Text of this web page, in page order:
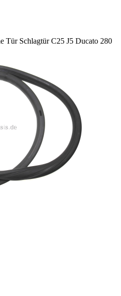
Tür Schlagtür C25 J5 Ducato 280